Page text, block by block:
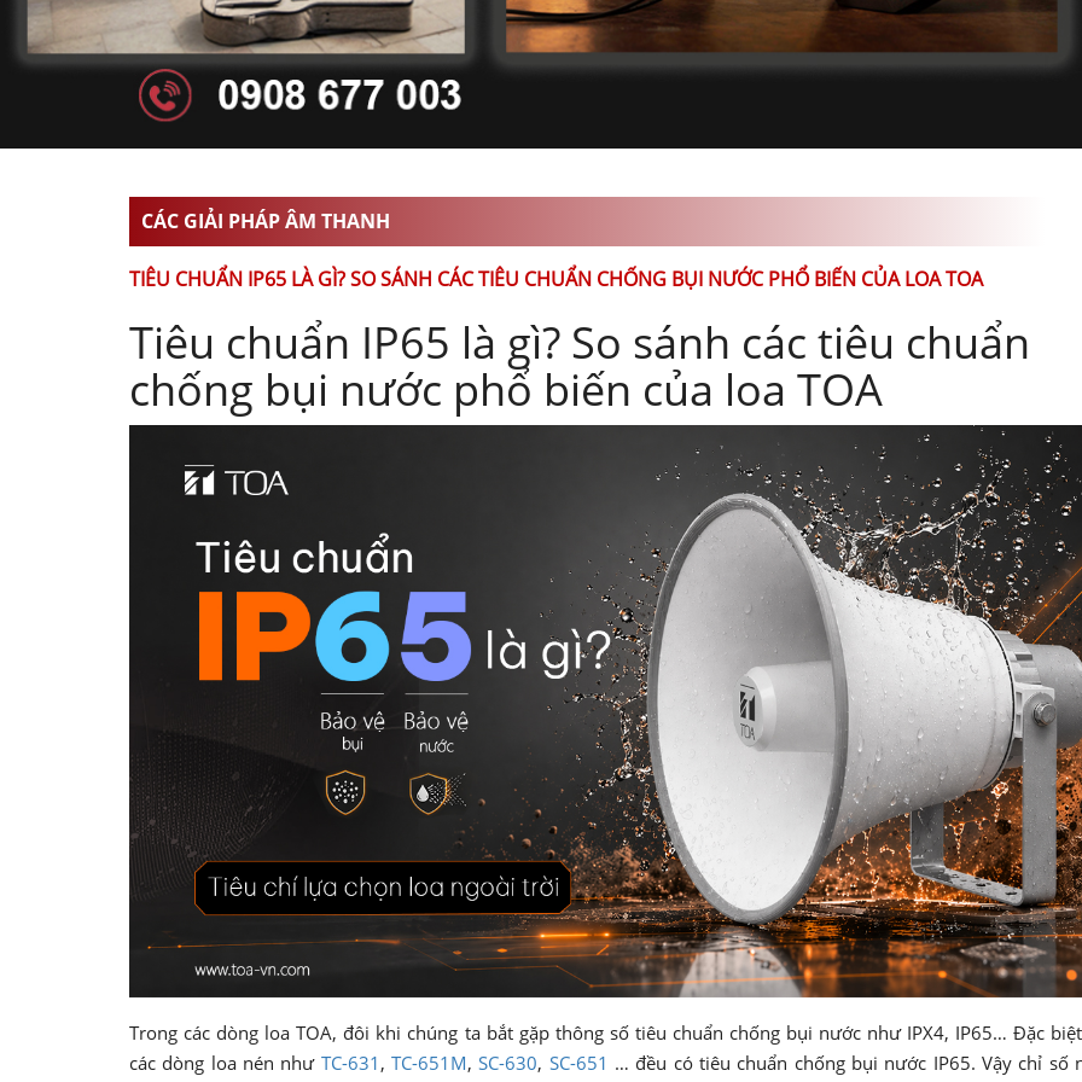
CÁC GIẢI PHÁP ÂM THANH
TIÊU CHUẨN IP65 LÀ GÌ? SO SÁNH CÁC TIÊU CHUẨN CHỐNG BỤI NƯỚC PHỔ BIẾN CỦA LOA TOA
Tiêu chuẩn IP65 là gì? So sánh các tiêu chuẩn
chống bụi nước phổ biến của loa TOA
Trong các dòng loa TOA, đôi khi chúng ta bắt gặp thông số tiêu chuẩn chống bụi nước như IPX4, IP65… Đặc
các dòng loa nén như TC-631 , TC-651M,SC-630, SC-651 … đều có tiêu chuẩn chống bụi nước IP65. Vậy chỉ số